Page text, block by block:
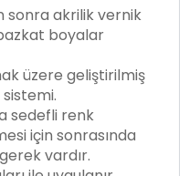
sonra akrilik vernik
boyalar
üzere geliştirilmiş
sedefli renk
için sonrasında
vardır.